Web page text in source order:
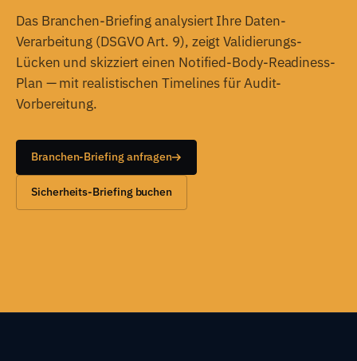
Das Branchen-Briefing analysiert Ihre Daten-
Verarbeitung (DSGVO Art. 9), zeigt Validierungs-
Lücken und skizziert einen Notified-Body-Readiness-
Plan — mit realistischen Timelines für Audit-
Vorbereitung.
Branchen-Briefing anfragen
Sicherheits-Briefing buchen